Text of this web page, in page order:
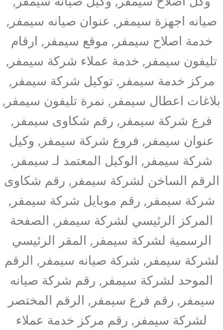
صيانه اجهزة سيمفر, عنوان صيانه سيمفر,
خدمة اصلاح سيمفر, موقع سيمفر, ارقام
تليفون سيمفر, خدمة عملاء شركة سيمفر,
مركز خدمة سيمفر, توكيل شركة سيمفر,
بلاغات اعطال سيمفر, نمرة تليفون سيمفر,
فرع شركة سيمفر, رقم شكاوى سيمفر,
عنوان سيمفر, فروع شركة سيمفر, وكيل
شركة سيمفر, الوكيل المعتمد لـ سيمفر,
الرقم الساخن لشركة سيمفر, رقم شكاوى
شركة سيمفر, رقم موبايل شركة سيمفر,
المركز الرئيسي لشركة سيمفر, الصفحة
الرسمية لشركة سيمفر, المقر الرئيسي
لشركة سيمفر, شركة صيانه سيمفر, الرقم
الموحد لشركة سيمفر, رقم شركة صيانه
سيمفر, رقم فرع سيمفر, الرقم المختصر
لشركة سيمفر, رقم مركز خدمة عملاء